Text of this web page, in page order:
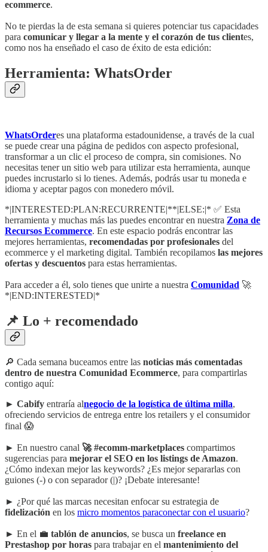
ecommerce.
No te pierdas la de esta semana si quieres potenciar tus capacidades
para comunicar y llegar a la mente y el corazón de tus clientes,
como nos ha enseñado el caso de éxito de esta edición:
Herramienta: WhatsOrder
WhatsOrderes una plataforma estadounidense, a través de la cual
se puede crear una página de pedidos con aspecto profesional,
transformar a un clic el proceso de compra, sin comisiones. No
necesitas tener un sitio web para utilizar esta herramienta, aunque
puedes incrustarlo si lo tienes. Además, podrás usar tu moneda e
idioma y aceptar pagos con monedero móvil.
*|INTERESTED:PLAN:RECURRENTE|**|ELSE:|* ✅ Esta
herramienta y muchas más las puedes encontrar en nuestra Zona de
Recursos Ecommerce. En este espacio podrás encontrar las
mejores herramientas, recomendadas por profesionales del
ecommerce y el marketing digital. También recopilamos las mejores
ofertas y descuentos para estas herramientas.
Para acceder a él, solo tienes que unirte a nuestra Comunidad 🚀
*|END:INTERESTED|*
📌 Lo + recomendado
🔎 Cada semana buceamos entre las noticias más comentadas
dentro de nuestra Comunidad Ecommerce, para compartirlas
contigo aquí:
► Cabify entraría alnegocio de la logística de última milla,
ofreciendo servicios de entrega entre los retailers y el consumidor
final 😱
► En nuestro canal 🚀 #ecomm-marketplaces compartimos
sugerencias para mejorar el SEO en los listings de Amazon.
¿Cómo indexan mejor las keywords? ¿Es mejor separarlas con
guiones (-) o con separador (|)? ¡Debate interesante!
► ¿Por qué las marcas necesitan enfocar su estrategia de
fidelización en los micro momentos paraconectar con el usuario?
► En el 💼 tablón de anuncios, se busca un freelance en
Prestashop por horas para trabajar en el mantenimiento del